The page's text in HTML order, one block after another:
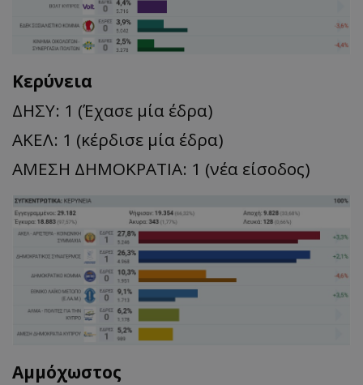
Κερύνεια
ΔΗΣΥ: 1 (Έχασε μία έδρα)
ΑΚΕΛ: 1 (κέρδισε μία έδρα)
ΑΜΕΣΗ ΔΗΜΟΚΡΑΤΙΑ: 1 (νέα είσοδος)
Αμμόχωστος